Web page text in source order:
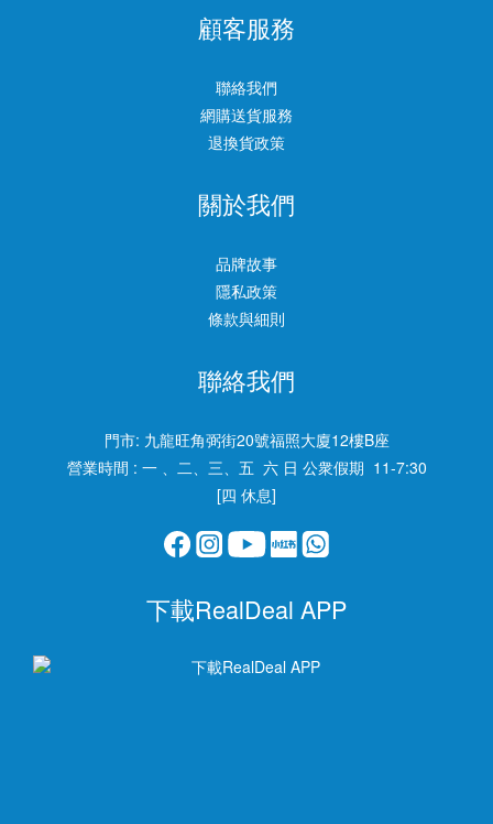
顧客服務
聯絡我們
網購送貨服務
退換貨政策
關於我們
品牌故事
隱私政策
條款與細則
聯絡我們
門市: 九龍旺角弼街20號福照大廈12樓B座
營業時間 : 一 、二、三、五 六 日 公衆假期 11-7:30
[四 休息]
下載RealDeal APP